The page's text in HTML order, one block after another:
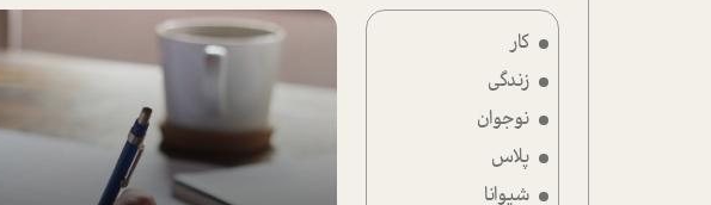
کار
زندگی
نوجوان
پلاس
شیوانا